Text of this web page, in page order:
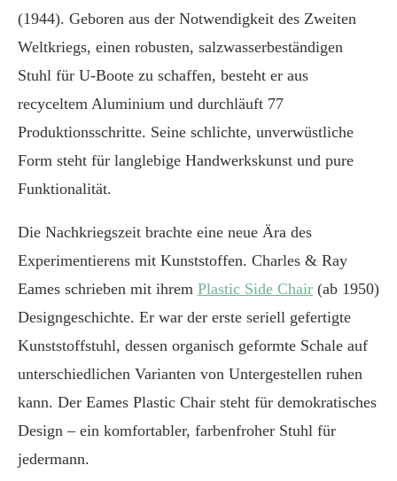
(1944). Geboren aus der Notwendigkeit des Zweiten
Weltkriegs, einen robusten, salzwasserbeständigen
Stuhl für U-Boote zu schaffen, besteht er aus
recyceltem Aluminium und durchläuft 77
Produktionsschritte. Seine schlichte, unverwüstliche
Form steht für langlebige Handwerkskunst und pure
Funktionalität.
Die Nachkriegszeit brachte eine neue Ära des
Experimentierens mit Kunststoffen. Charles & Ray
Eames schrieben mit ihrem Plastic Side Chair (ab 1950)
Designgeschichte. Er war der erste seriell gefertigte
Kunststoffstuhl, dessen organisch geformte Schale auf
unterschiedlichen Varianten von Untergestellen ruhen
kann. Der Eames Plastic Chair steht für demokratisches
Design – ein komfortabler, farbenfroher Stuhl für
jedermann.